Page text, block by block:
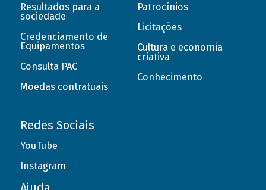
Resultados para a
sociedade
Credenciamento de
Equipamentos
Consulta PAC
Moedas contratuais
Patrocínios
Licitações
Cultura e economia
criativa
Conhecimento
Redes Sociais
YouTube
Instagram